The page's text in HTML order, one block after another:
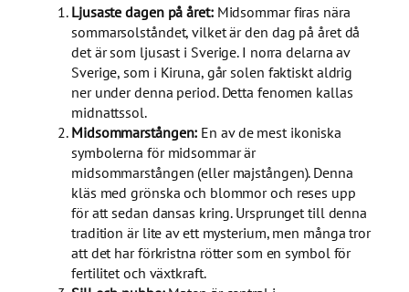
Ljusaste dagen på året:Midsommar firas nära
sommarsolståndet, vilket är den dag på året då
det är som ljusast i Sverige. I norra delarna av
Sverige, som i Kiruna, går solen faktiskt aldrig
ner under denna period. Detta fenomen kallas
midnattssol.
Midsommarstången: En av de mest ikoniska
symbolerna för midsommar är
midsommarstången (eller majstången). Denna
kläs med grönska och blommor och reses upp
för att sedan dansas kring. Ursprunget till denna
tradition är lite av ett mysterium, men många tror
att det har förkristna rötter som en symbol för
fertilitet och växtkraft.